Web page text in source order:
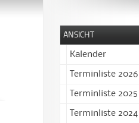
ANSICHT
Kalender
Terminliste 2026
Terminliste 2025
Terminliste 2024